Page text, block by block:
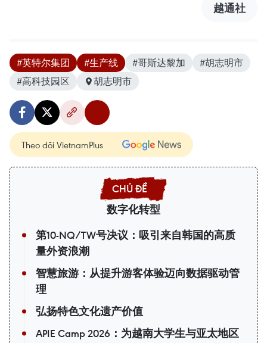
越通社
#英特尔集团 #生产线 #哥斯达黎加
#胡志明市
#高科技园区
胡志明市
Theo dõi VietnamPlus
数字化转型
第10-NQ/TW号决议：吸引来自韩国的高质
量外资浪潮
智慧旅游：从提升游客体验迈向数据驱动管
理
弘扬特色文化遗产价值
APIE Camp 2026：为越南大学生与亚太地区